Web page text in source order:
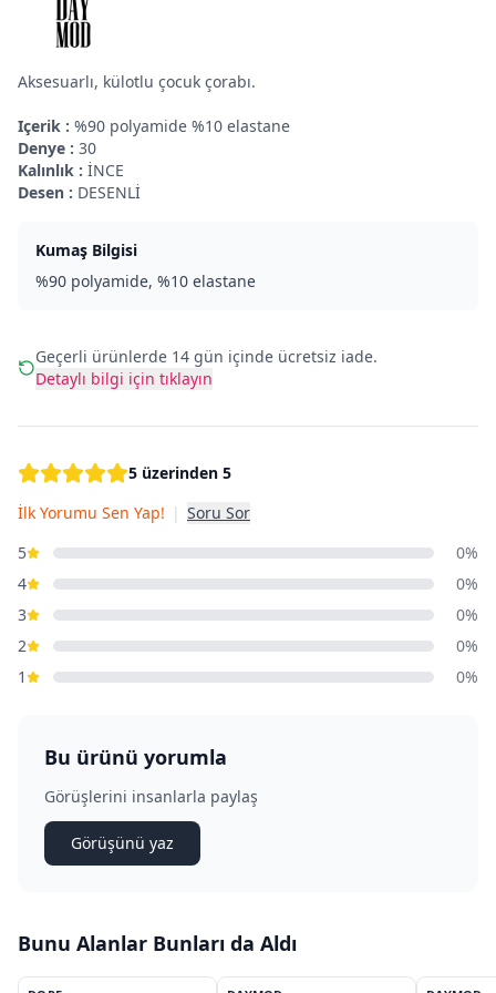
Aksesuarlı, külotlu çocuk çorabı.
Içerik : %90 polyamide %10 elastane
Denye : 30
Kalınlık : İNCE
Desen : DESENLİ
Kumaş Bilgisi
%90 polyamide, %10 elastane
Geçerli ürünlerde 14 gün içinde ücretsiz iade.
Detaylı bilgi için tıklayın
5 üzerinden 5
İlk Yorumu Sen Yap! | Soru Sor
5
0%
4
0%
3
0%
2
0%
1
0%
Bu ürünü yorumla
Görüşlerini insanlarla paylaş
Görüşünü yaz
Bunu Alanlar Bunları da Aldı